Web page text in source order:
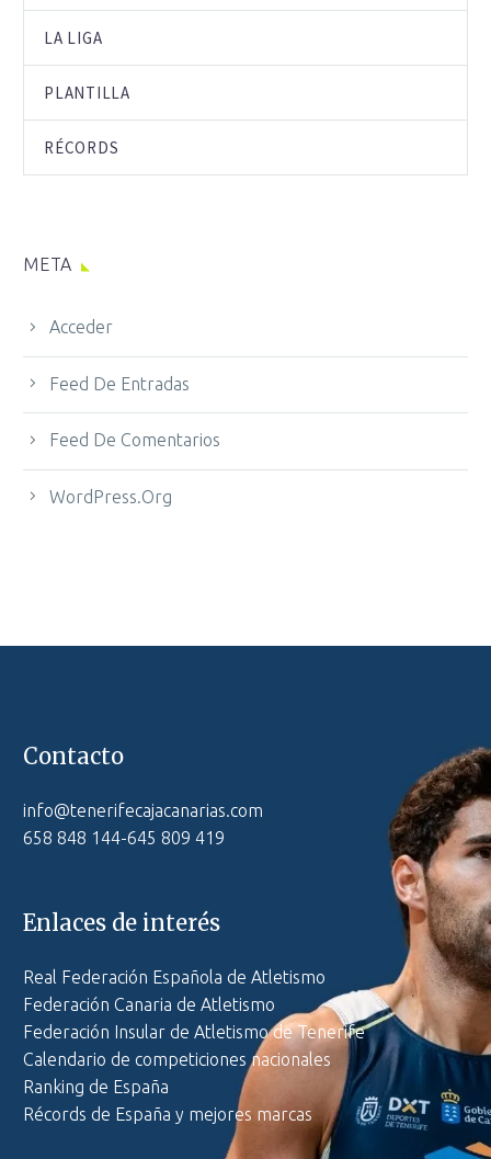
LA LIGA
PLANTILLA
RÉCORDS
META
Acceder
Feed De Entradas
Feed De Comentarios
WordPress.org
Contacto
info@tenerifecajacanarias.com
658 848 144-645 809 419
Enlaces de interés
Real Federación Española de Atletismo
Federación Canaria de Atletismo
Federación Insular de Atletismo de Tenerife
Calendario de competiciones nacionales
Ranking de España
Récords de España y mejores marcas